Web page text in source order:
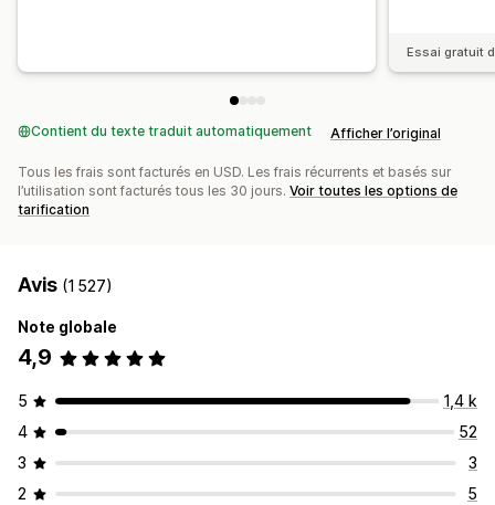
Essai gratuit
Contient du texte traduit automatiquement Afficher l’original
Tous les frais sont facturés en USD. Les frais récurrents et basés sur
l’utilisation sont facturés tous les 30 jours. Voir toutes les options de
tarification
Avis (1 527)
Note globale
4,9
5
1,4 k
4
52
3
3
2
5